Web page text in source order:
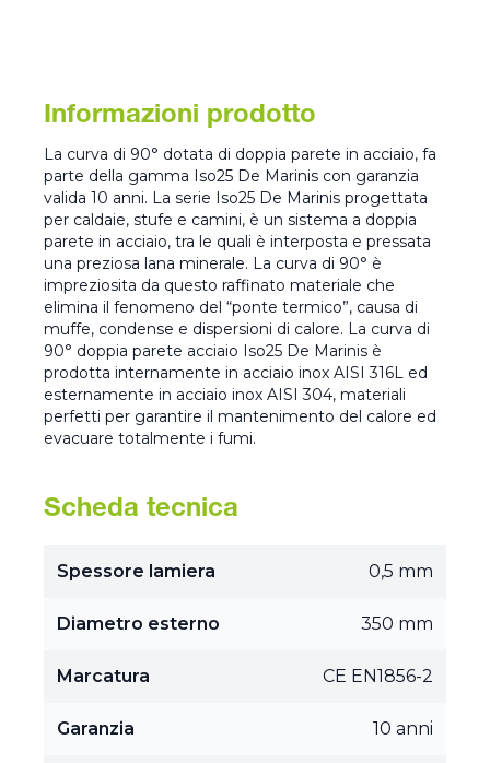
Informazioni prodotto
La curva di 90° dotata di doppia parete in acciaio, fa
parte della gamma Iso25 De Marinis con garanzia
valida 10 anni. La serie Iso25 De Marinis progettata
per caldaie, stufe e camini, è un sistema a doppia
parete in acciaio, tra le quali è interposta e pressata
una preziosa lana minerale. La curva di 90° è
impreziosita da questo raffinato materiale che
elimina il fenomeno del “ponte termico”, causa di
muffe, condense e dispersioni di calore. La curva di
90° doppia parete acciaio Iso25 De Marinis è
prodotta internamente in acciaio inox AISI 316L ed
esternamente in acciaio inox AISI 304, materiali
perfetti per garantire il mantenimento del calore ed
evacuare totalmente i fumi.
Scheda tecnica
Spessore lamiera 0,5 mm
Diametro esterno 350 mm
Marcatura CE EN1856-2
Garanzia 10 anni